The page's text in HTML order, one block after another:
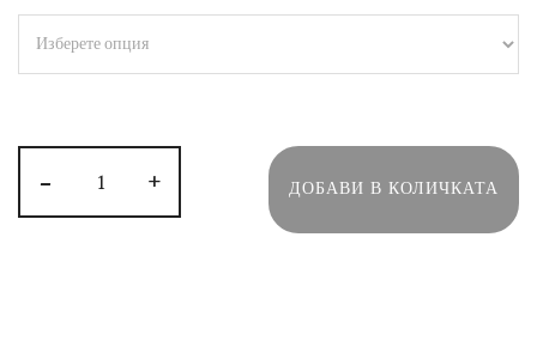
- + ДОБАВИ В КОЛИЧКАТА